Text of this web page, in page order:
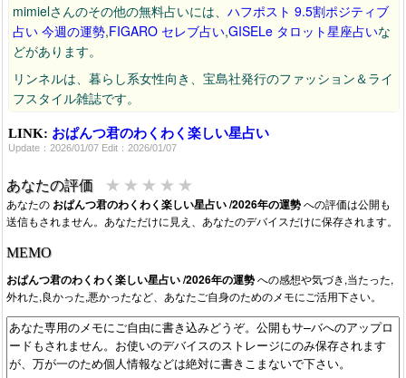
mimielさんのその他の無料占いには、 ハフポスト 9.5割ポジティブ
占い 今週の運勢,FIGARO セレブ占い,GISELe タロット星座占いな
どがあります。
リンネルは、暮らし系女性向き、宝島社発行のファッション＆ライ
フスタイル雑誌です。
LINK: おぱんつ君のわくわく楽しい星占い
Update：2026/01/07 Edit：2026/01/07
あなたの評価 ★ ★ ★ ★ ★
あなたの おぱんつ君のわくわく楽しい星占い /2026年の運勢への評価は公開も
送信もされません。あなただけに見え、あなたのデバイスだけに保存されます。
MEMO
おぱんつ君のわくわく楽しい星占い /2026年の運勢への感想や気づき,当たった,
外れた,良かった,悪かったなど、あなたご自身のためのメモにご活用下さい。